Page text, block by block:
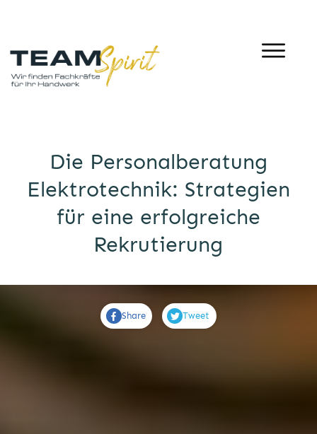
Die Personalberatung
Elektrotechnik: Strategien
für eine erfolgreiche
Rekrutierung
Share Tweet